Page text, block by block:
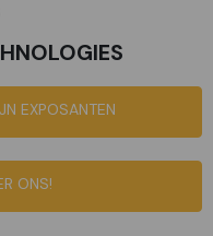
EXPOSANTEN
ONS!